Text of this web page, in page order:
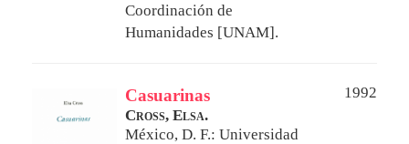
Coordinación de
Humanidades [UNAM].
Casuarinas
1992
Cross, Elsa.
México, D. F.: Universidad